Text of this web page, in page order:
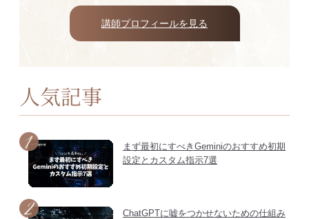
講師プロフィールを見る
人気記事
まず最初にすべきGeminiのおすすめ初期
設定とカスタム指示7選
ChatGPTに嘘をつかせないための仕組み